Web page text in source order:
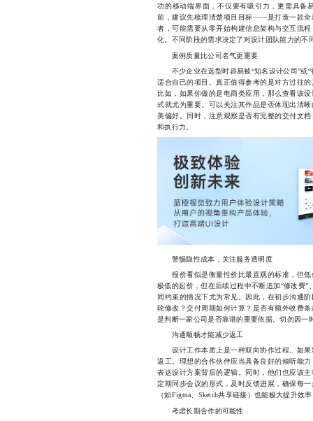
功的移动端界面，不仅要有吸引力，更需具备
前，建议先梳理清楚项目目标——是打造一款全
者，可能需要从零开始构建信息架构与交互流
化。不同阶段的需求决定了对设计团队能力的不
案例质量比公司名气更重要
不少企业在选型时容易被“知名设计公司”或“
适合自己的项目。真正值得参考的是对方过往
比如，如果你做的是电商类应用，那么查看该
式就尤为重要。可以关注其作品是否体现出清
美偏好。同时，注意观察是否有完整的交付文
和执行力。
警惕隐性成本，关注服务透明度
报价看似是衡量性价比最直观的标准，但低
极低的起价，但在后续过程中不断追加“修改费”
同约束的情况下尤为常见。因此，在初步沟通
轮修改？交付周期如何计算？是否有额外收费
是判断一家公司是否靠谱的重要依据。切勿因一
沟通顺畅才能减少返工
设计工作本质上是一种双向协作过程。如果
返工。理想的合作伙伴应当具备良好的倾听能
表达设计方案背后的逻辑。同时，他们也应该
定期同步会议的形式，及时反馈进展，确保每
（如Figma、Sketch共享链接）也能极大提升效
考虑长期合作的可能性